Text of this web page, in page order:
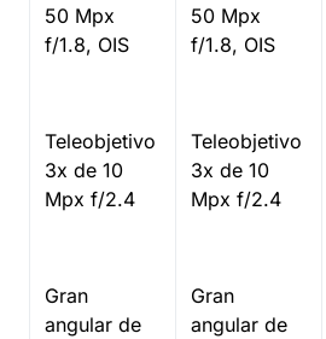
50 Mpx
f/1.8, OIS
Teleobjetivo
3x de 10
Mpx f/2.4
Gran
angular de
50 Mpx
f/1.8, OIS
Teleobjetivo
3x de 10
Mpx f/2.4
Gran
angular de